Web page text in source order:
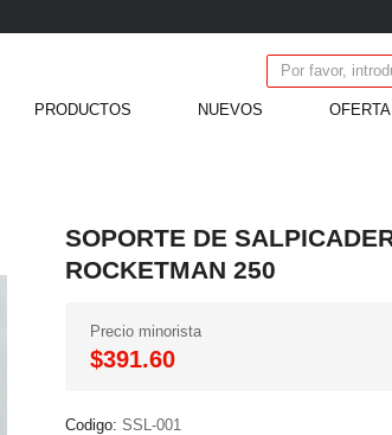
PRODUCTOS NUEVOS OFERTA
ROCKETMAN 250
Precio minorista
$391.60
Codigo: SSL-001